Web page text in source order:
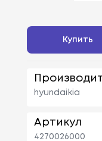
Купить
hyundaikia
Артикул
4270026000